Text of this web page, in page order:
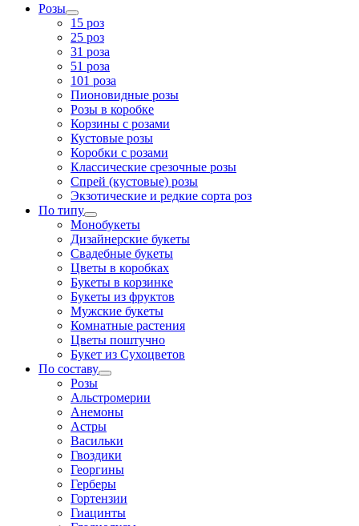
Розы
15 роз
25 роз
31 роза
51 роза
101 роза
Пионовидные розы
Розы в коробке
Корзины с розами
Кустовые розы
Коробки с розами
Классические срезочные розы
Спрей (кустовые) розы
Экзотические и редкие сорта роз
По типу
Монобукеты
Дизайнерские букеты
Свадебные букеты
Цветы в коробках
Букеты в корзинке
Букеты из фруктов
Мужские букеты
Комнатные растения
Цветы поштучно
Букет из Сухоцветов
По составу
Розы
Альстромерии
Анемоны
Астры
Васильки
Гвоздики
Георгины
Герберы
Гортензии
Гиацинты